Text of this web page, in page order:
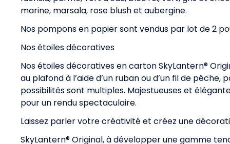
marine, marsala, rose blush et aubergine.
Nos pompons en papier sont vendus par lot de 2
Nos étoiles décoratives
Nos étoiles décoratives en carton SkyLantern®
au plafond à l’aide d’un ruban ou d’un fil de
possibilités sont multiples. Majestueuses et
pour un rendu spectaculaire.
Laissez parler votre créativité et créez une
SkyLantern® Original, à développer une gamme